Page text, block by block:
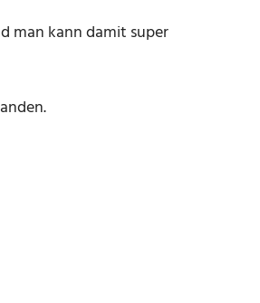
man kann damit super